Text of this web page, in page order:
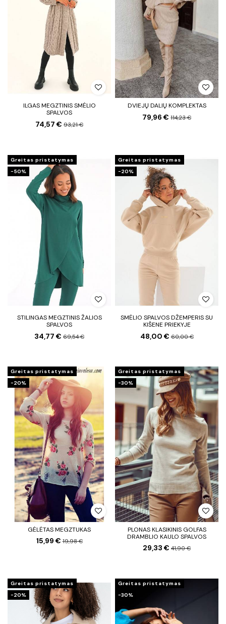
ILGAS MEGZTINIS SMĖLIO
SPALVOS
74,57 € 93,21 €
DVIEJŲ DALIŲ KOMPLEKTAS
79,96 € 114,23 €
Greitas pristatymas
−50%
STILINGAS MEGZTINIS ŽALIOS
SPALVOS
34,77 € 69,54 €
Greitas pristatymas
−20%
SMĖLIO SPALVOS DŽEMPERIS SU
KIŠENE PRIEKYJE
48,00 €60,00 €
Greitas pristatymas
−20%
GĖLĖTAS MEGZTUKAS
15,99 €19,98 €
Greitas pristatymas
−30%
PLONAS KLASIKINIS GOLFAS
DRAMBLIO KAULO SPALVOS
29,33 € 41,90 €
Greitas pristatymas
−20%
Greitas pristatymas
−30%